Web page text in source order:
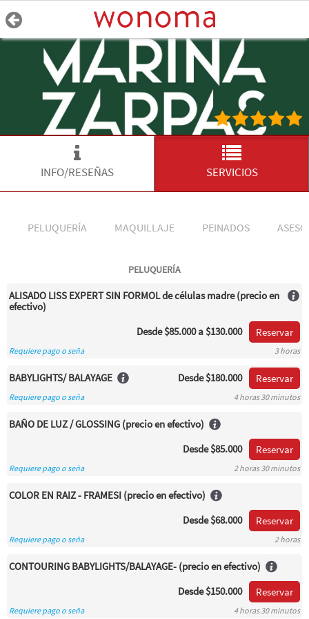
INFO/RESEÑAS SERVICIOS
PELUQUERÍA MAQUILLAJE PEINADOS
PELUQUERÍA
ALISADO LISS EXPERT SIN FORMOL de células madre (precio en
efectivo)
Desde$85.000a $130.000 Reservar
Requiere pago o seña 3 horas
BABYLIGHTS/ BALAYAGE Desde$180.000 Reservar
Requiere pago o seña 4 horas 30 minutos
BAÑO DE LUZ / GLOSSING (precio en efectivo)
Desde$85.000 Reservar
Requiere pago o seña 2 horas 30 minutos
COLOR EN RAIZ - FRAMESI (precio en efectivo)
Desde$68.000 Reservar
Requiere pago o seña 2 horas
CONTOURING BABYLIGHTS/BALAYAGE- (precio en efectivo)
Desde$150.000 Reservar
Requiere pago o seña 4 horas 30 minutos